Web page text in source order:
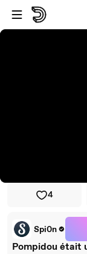
Passer au player
Passer au contenu
4
Spi0n
Pompidou était